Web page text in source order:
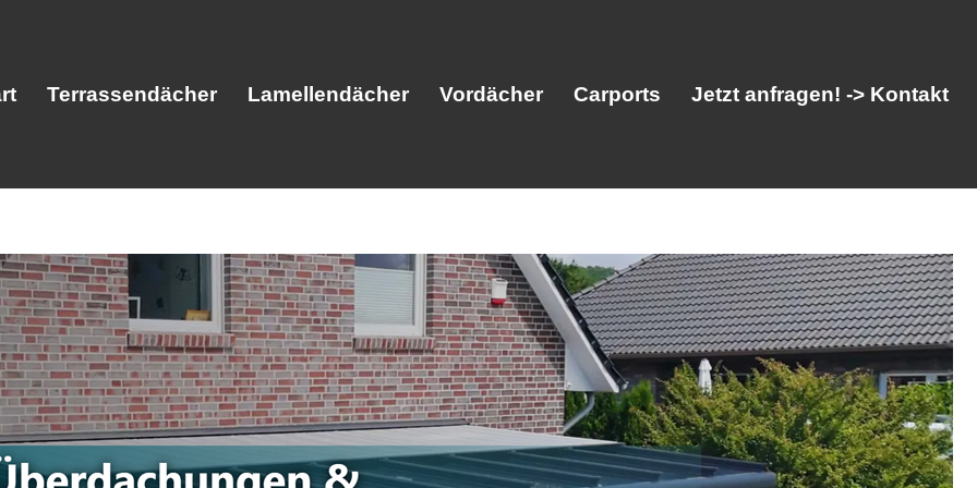
Terrassendächer Lamellendächer Vordächer Carports Jetzt anfragen! -> Kontakt